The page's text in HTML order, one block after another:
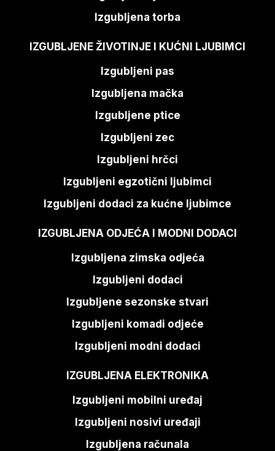
Izgubljena torba
IZGUBLJENE ŽIVOTINJE I KUĆNI LJUBIMCI
Izgubljeni pas
Izgubljena mačka
Izgubljene ptice
Izgubljeni zec
Izgubljeni hrčci
Izgubljeni egzotični ljubimci
Izgubljeni dodaci za kućne ljubimce
IZGUBLJENA ODJEĆA I MODNI DODACI
Izgubljena zimska odjeća
Izgubljeni dodaci
Izgubljene sezonske stvari
Izgubljeni komadi odjeće
Izgubljeni modni dodaci
IZGUBLJENA ELEKTRONIKA
Izgubljeni mobilni uređaj
Izgubljeni nosivi uređaji
Izgubljena računala